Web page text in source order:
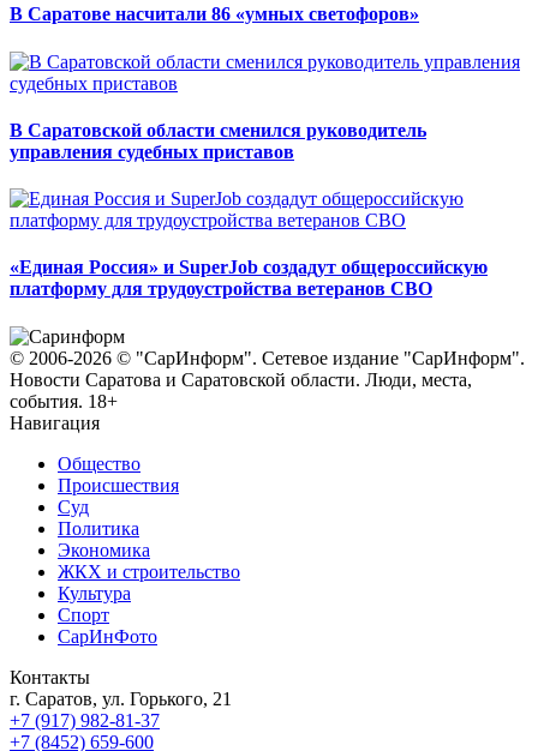
В Саратове насчитали 86 «умных светофоров»
В Саратовской области сменился руководитель
управления судебных приставов
«Единая Россия» и SuperJob создадут общероссийскую
платформу для трудоустройства ветеранов СВО
© 2006-2026 © "СарИнформ". Сетевое издание "СарИнформ".
Новости Саратова и Саратовской области. Люди, места,
события. 18+
Навигация
Общество
Происшествия
Суд
Политика
Экономика
ЖКХ и строительство
Культура
Спорт
СарИнФото
Контакты
г. Саратов, ул. Горького, 21
+7 (917) 982-81-37
+7 (8452) 659-600